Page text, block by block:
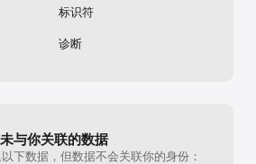
标识符
诊断
未与你关联的数据
下数据，但数据不会关联你的身份：